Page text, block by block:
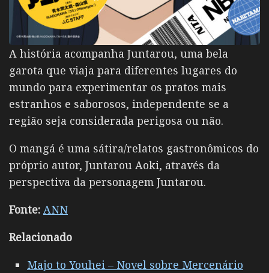
A história acompanha Juntarou, uma bela
garota que viaja para diferentes lugares do
mundo para experimentar os pratos mais
estranhos e saborosos, independente se a
região seja considerada perigosa ou não.
O mangá é uma sátira/relatos gastronômicos do
próprio autor, Juntarou Aoki, através da
perspectiva da personagem Juntarou.
Fonte: ANN
Relacionado
Majo to Youhei – Novel sobre Mercenário